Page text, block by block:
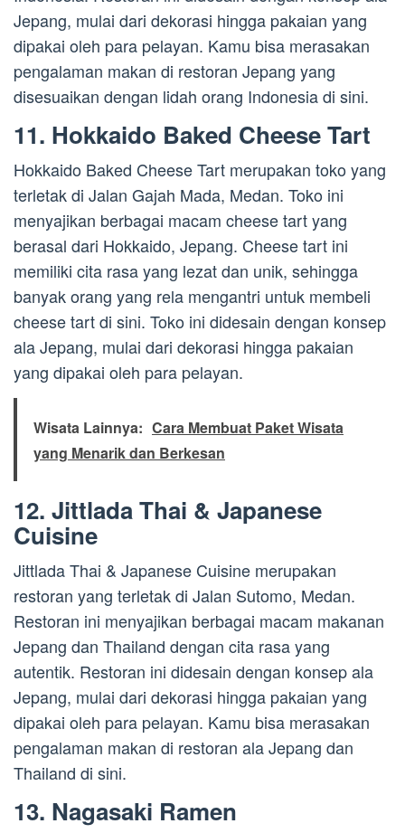
Jepang, mulai dari dekorasi hingga pakaian yang
dipakai oleh para pelayan. Kamu bisa merasakan
pengalaman makan di restoran Jepang yang
disesuaikan dengan lidah orang Indonesia di sini.
11. Hokkaido Baked Cheese Tart
Hokkaido Baked Cheese Tart merupakan toko yang
terletak di Jalan Gajah Mada, Medan. Toko ini
menyajikan berbagai macam cheese tart yang
berasal dari Hokkaido, Jepang. Cheese tart ini
memiliki cita rasa yang lezat dan unik, sehingga
banyak orang yang rela mengantri untuk membeli
cheese tart di sini. Toko ini didesain dengan konsep
ala Jepang, mulai dari dekorasi hingga pakaian
yang dipakai oleh para pelayan.
Wisata Lainnya: Cara Membuat Paket Wisata
yang Menarik dan Berkesan
12. Jittlada Thai & Japanese
Cuisine
Jittlada Thai & Japanese Cuisine merupakan
restoran yang terletak di Jalan Sutomo, Medan.
Restoran ini menyajikan berbagai macam makanan
Jepang dan Thailand dengan cita rasa yang
autentik. Restoran ini didesain dengan konsep ala
Jepang, mulai dari dekorasi hingga pakaian yang
dipakai oleh para pelayan. Kamu bisa merasakan
pengalaman makan di restoran ala Jepang dan
Thailand di sini.
13. Nagasaki Ramen